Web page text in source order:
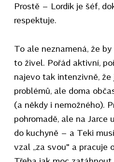
Prostě – Lordík je šéf,
respektuje.
To ale neznamená, že
to živel. Pořád aktivní,
najevo tak intenzivně,
problémů, ale doma
(a někdy i nemožného).
pohromadě, ale na Jarce
do kuchyně – a Teki
vzal „za svou" a pracuje